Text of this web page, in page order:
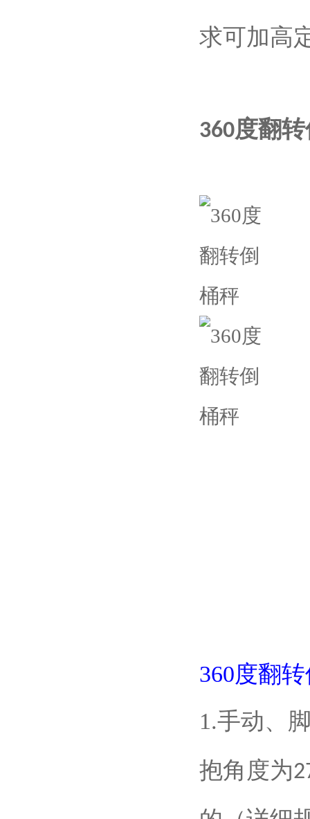
求可加高
360度翻
360度翻
1.手动、
抱角度为